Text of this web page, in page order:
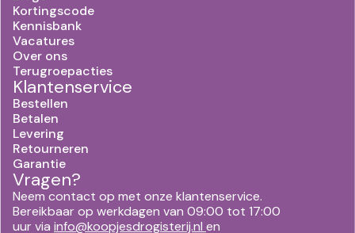
Kortingscode
Kennisbank
Vacatures
Over ons
Terugroepacties
Klantenservice
Bestellen
Betalen
Levering
Retourneren
Garantie
Vragen?
Neem contact op met onze klantenservice.
Bereikbaar op werkdagen van 09:00 tot 17:00
uur via info@koopjesdrogisterij.nl en